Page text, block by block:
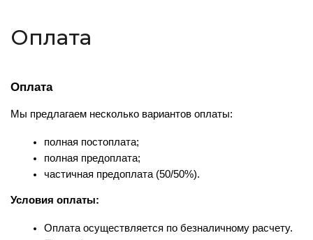
Оплата
Оплата
Мы предлагаем несколько вариантов оплаты:
полная постоплата;
полная предоплата;
частичная предоплата (50/50%).
Условия оплаты:
Оплата осуществляется по безналичному расчету.